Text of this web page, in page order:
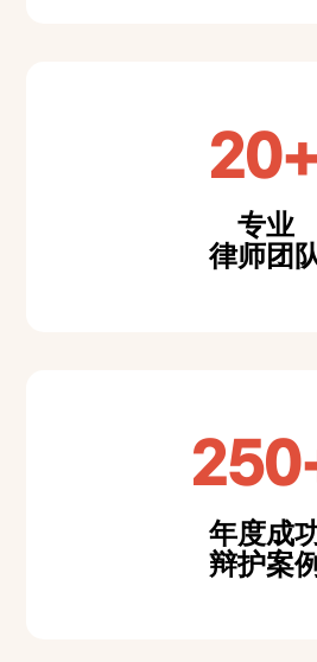
专业
律师团
年度成
辩护案